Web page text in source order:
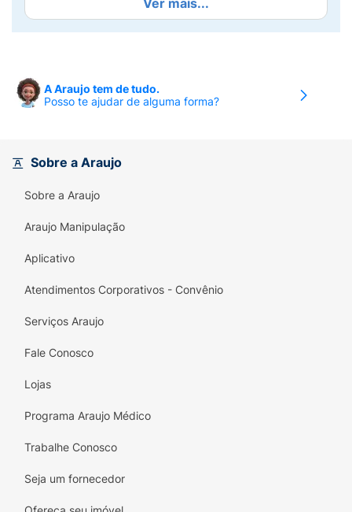
seguro no peito do pé.
Pensando no seu conforto diário, a Ipanema
massagear suavemente a planta dos pés
durante a caminhada, ajuda a evitar que o pé
grande durabilidade e suporte, sendo o
parceiro perfeito para acompanhar a sua
rotina agitada, do descanso merecido em
casa até os passeios de fim de semana.
Principais Benefícios:
Tiras Largas:Proporcionam maior área de
calce mais firme, confortável e seguro.
Design Monocromático:
na hora de combinar com diferentes roupas
casuais.
Palmilha Anatômica Texturizada:
deslizamento do pé quando o chinelo está
Ver mais...
A Araujo tem de tudo.
Posso te ajudar de alguma forma?
Sobre a Araujo
Sobre a Araujo
Araujo Manipulação
Aplicativo
Atendimentos Corporativos - Convênio
Serviços Araujo
Fale Conosco
Lojas
Programa Araujo Médico
Trabalhe Conosco
Seja um fornecedor